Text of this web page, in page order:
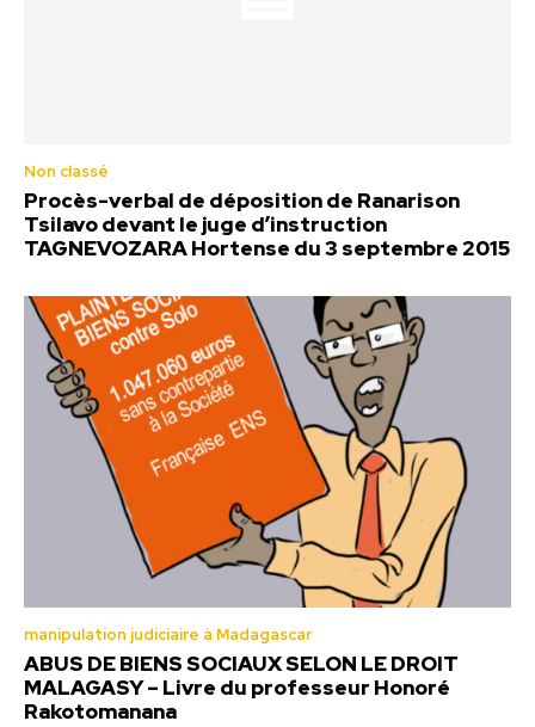
Non classé
Procès-verbal de déposition de Ranarison
Tsilavo devant le juge d’instruction
TAGNEVOZARA Hortense du 3 septembre 2015
manipulation judiciaire à Madagascar
ABUS DE BIENS SOCIAUX SELON LE DROIT
MALAGASY – Livre du professeur Honoré
Rakotomanana